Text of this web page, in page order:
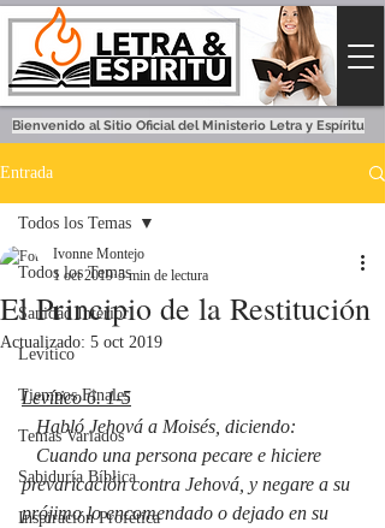
Bienvenido al Sitio Oficial del Ministerio Letra y Espíritu
Entrada
Todos los Temas
Sanidad Interior
Levítico
Tiempos Finales
Temas Variados
Sabiduría Bíblica
Inspiración Profética
Todos los Temas
El Principio de la Restitución
Ivonne Montejo
1 oct 2019 5 min de lectura
Actualizado: 5 oct 2019
Levítico 6. 1-5
   Habló Jehová a Moisés, diciendo:
prevaricación contra Jehová, y negare a su
prójimo lo encomendado o dejado en su